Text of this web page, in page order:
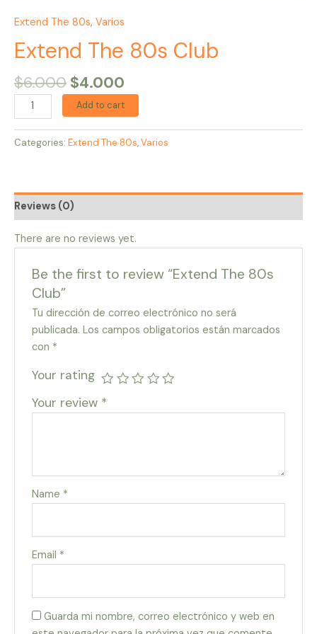
Extend The 80s, Varios
Extend The 80s Club
$6.000 $4.000
Add to cart
Categories: Extend The 80s,Varios
Reviews (0)
There are no reviews yet.
Be the first to review “Extend The 80s
Club”
Tu dirección de correo electrónico no será
publicada. Los campos obligatorios están marcados
con *
Your rating
Your review *
Name *
Email *
Guarda mi nombre, correo electrónico y web en